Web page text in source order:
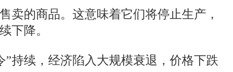
卖的商品。这意味着它们将停止生产，
下降。
持续，经济陷入大规模衰退，价格下跌